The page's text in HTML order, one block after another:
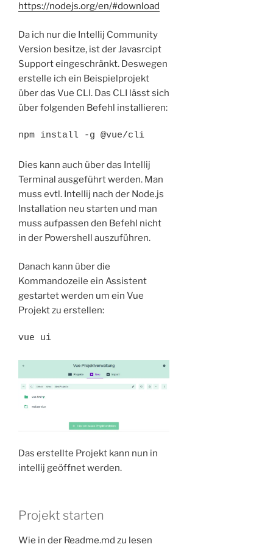
https://nodejs.org/en/#download
Da ich nur die Intellij Community
Version besitze, ist der Javasrcipt
Support eingeschränkt. Deswegen
erstelle ich ein Beispielprojekt
über das Vue CLI. Das CLI lässt sich
über folgenden Befehl installieren:
npm install -g @vue/cli
Dies kann auch über das Intellij
Terminal ausgeführt werden. Man
muss evtl. Intellij nach der Node.js
Installation neu starten und man
muss aufpassen den Befehl nicht
in der Powershell auszuführen.
Danach kann über die
Kommandozeile ein Assistent
gestartet werden um ein Vue
Projekt zu erstellen:
vue ui
Das erstellte Projekt kann nun in
intellij geöffnet werden.
Projekt starten
Wie in der Readme.md zu lesen